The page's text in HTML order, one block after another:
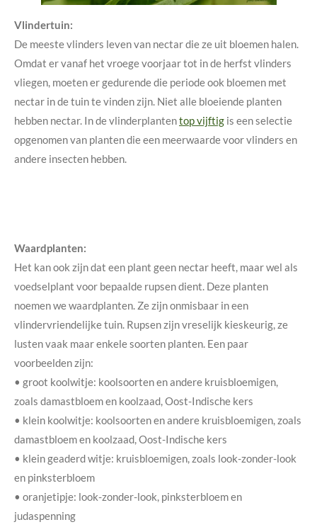
Vlindertuin:
De meeste vlinders leven van nectar die ze uit bloemen halen.
Omdat er vanaf het vroege voorjaar tot in de herfst vlinders
vliegen, moeten er gedurende die periode ook bloemen met
nectar in de tuin te vinden zijn. Niet alle bloeiende planten
hebben nectar. In de vlinderplantentop vijftig is een selectie
opgenomen van planten die een meerwaarde voor vlinders en
andere insecten hebben.
Waardplanten:
Het kan ook zijn dat een plant geen nectar heeft, maar wel als
voedselplant voor bepaalde rupsen dient. Deze planten
noemen we waardplanten. Ze zijn onmisbaar in een
vlindervriendelijke tuin. Rupsen zijn vreselijk kieskeurig, ze
lusten vaak maar enkele soorten planten. Een paar
voorbeelden zijn:
• groot koolwitje: koolsoorten en andere kruisbloemigen,
zoals damastbloem en koolzaad, Oost-Indische kers
• klein koolwitje: koolsoorten en andere kruisbloemigen, zoals
damastbloem en koolzaad, Oost-Indische kers
• klein geaderd witje: kruisbloemigen, zoals look-zonder-look
en pinksterbloem
• oranjetipje: look-zonder-look, pinksterbloem en
judaspenning